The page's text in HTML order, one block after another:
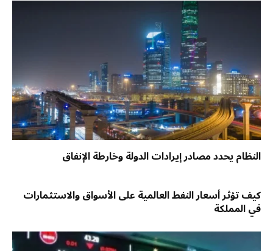
النظام يحدد مصادر إيرادات الدولة وخارطة الإنفاق
كيف تؤثر أسعار النفط العالمية على الأسواق والاستثمارات
في المملكة